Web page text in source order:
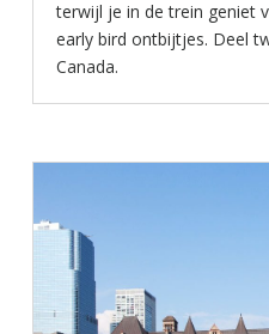
terwijl je in de trein geniet
early bird ontbijtjes. Deel
Canada.